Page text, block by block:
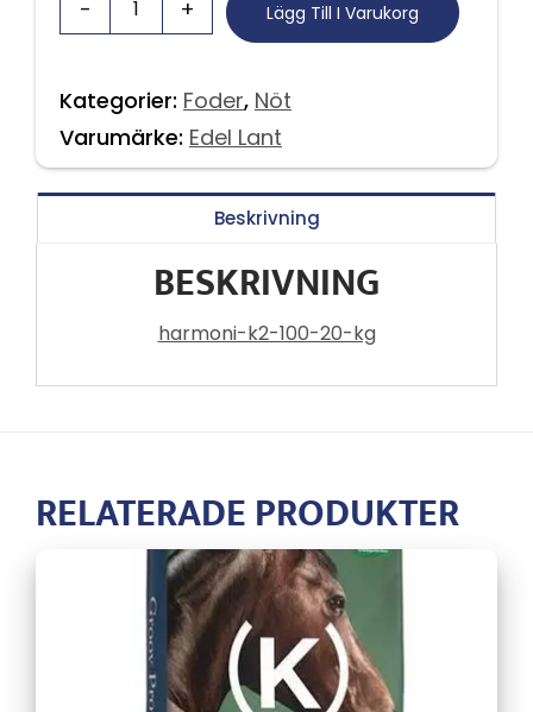
Lägg Till I Varukorg
Kategorier: Foder, Nöt
Varumärke: Edel Lant
Beskrivning
BESKRIVNING
harmoni-k2-100-20-kg
RELATERADE PRODUKTER